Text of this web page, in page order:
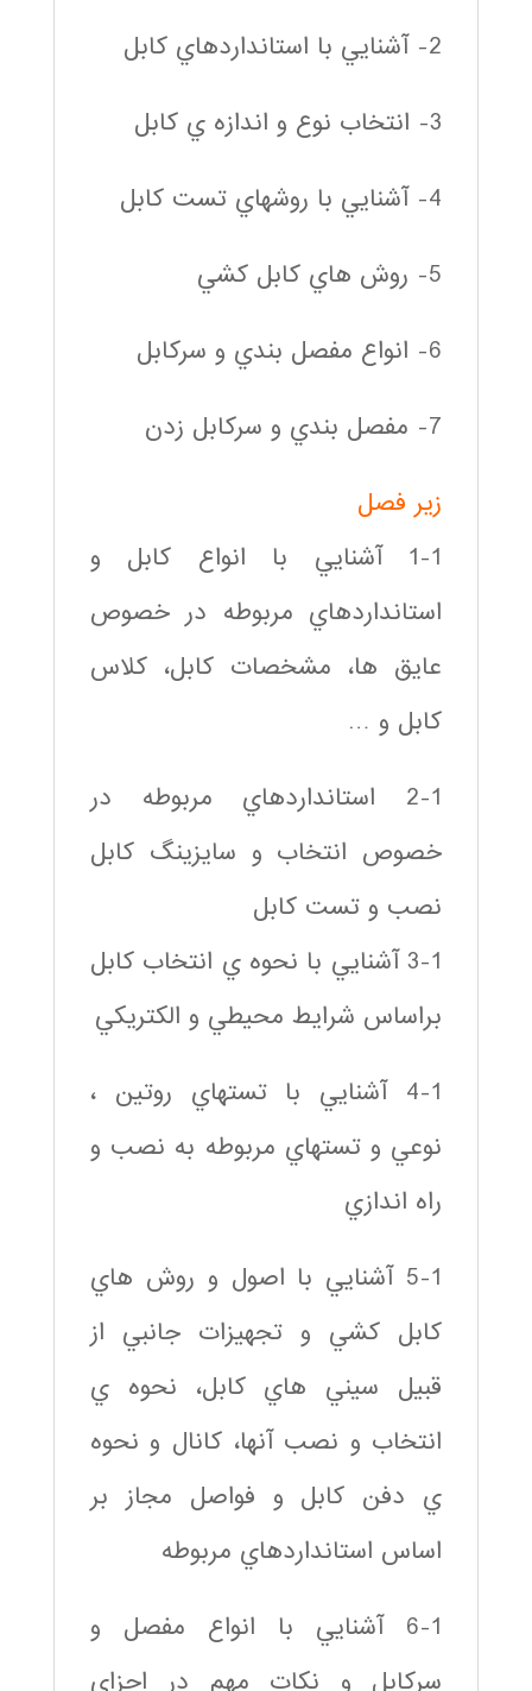
2- آشنايي با استانداردهاي كابل
3- انتخاب نوع و اندازه ي كابل
4- آشنايي با روشهاي تست كابل
5- روش هاي كابل كشي
6- انواع مفصل بندي و سركابل
7- مفصل بندي و سركابل زدن
زير فصل
1-1 آشنايي با انواع كابل و
استانداردهاي مربوطه در خصوص
عايق ها، مشخصات كابل، كلاس
كابل و …
2-1 استانداردهاي مربوطه در
خصوص انتخاب و سايزينگ كابل
نصب و تست كابل
3-1 آشنايي با نحوه ي انتخاب كابل
براساس شرايط محيطي و الكتريكي
4-1 آشنايي با تستهاي روتين ،
نوعي و تستهاي مربوطه به نصب و
راه اندازي
5-1 آشنايي با اصول و روش هاي
كابل كشي و تجهيزات جانبي از
قبيل سيني هاي كابل، نحوه ي
انتخاب و نصب آنها، كانال و نحوه
ي دفن كابل و فواصل مجاز بر
اساس استانداردهاي مربوطه
6-1 آشنايي با انواع مفصل و
سركابل و نكات مهم در اجزاي